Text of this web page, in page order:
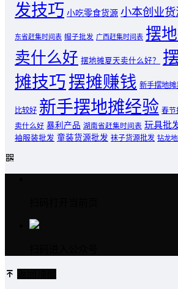
发技巧 小吃零食货源 小本创业货
东省赶集时间表 帽子批发 广西赶集时间表 摆
卖什么好 摆地摊夏天卖什么好？
摊技巧摆摊赚钱 新手摆地摊
比较好 新手摆地摊经验 春节
卖什么好 暴利产品 湖南省赶集时间表 玩具批
袖服装批发 童装货源批发 袜子货源批发 钻龙